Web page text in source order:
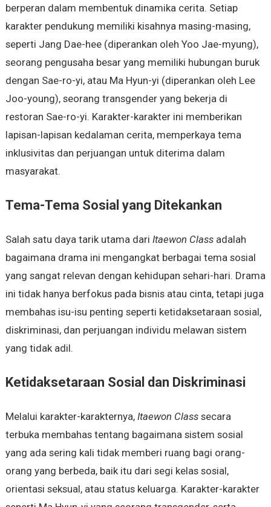
berperan dalam membentuk dinamika cerita. Setiap
karakter pendukung memiliki kisahnya masing-masing,
seperti Jang Dae-hee (diperankan oleh Yoo Jae-myung),
seorang pengusaha besar yang memiliki hubungan buruk
dengan Sae-ro-yi, atau Ma Hyun-yi (diperankan oleh Lee
Joo-young), seorang transgender yang bekerja di
restoran Sae-ro-yi. Karakter-karakter ini memberikan
lapisan-lapisan kedalaman cerita, memperkaya tema
inklusivitas dan perjuangan untuk diterima dalam
masyarakat.
Tema-Tema Sosial yang Ditekankan
Salah satu daya tarik utama dari Itaewon Classadalah
bagaimana drama ini mengangkat berbagai tema sosial
yang sangat relevan dengan kehidupan sehari-hari. Drama
ini tidak hanya berfokus pada bisnis atau cinta, tetapi juga
membahas isu-isu penting seperti ketidaksetaraan sosial,
diskriminasi, dan perjuangan individu melawan sistem
yang tidak adil.
Ketidaksetaraan Sosial dan Diskriminasi
Melalui karakter-karakternya, Itaewon Classsecara
terbuka membahas tentang bagaimana sistem sosial
yang ada sering kali tidak memberi ruang bagi orang-
orang yang berbeda, baik itu dari segi kelas sosial,
orientasi seksual, atau status keluarga. Karakter-karakter